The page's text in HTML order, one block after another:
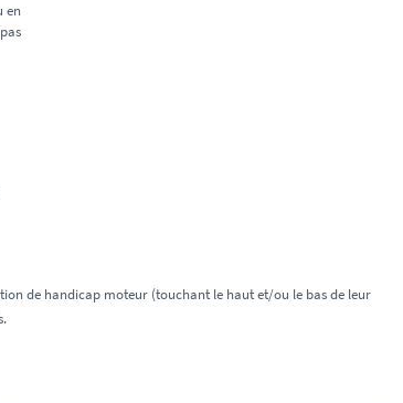
en
de handicap moteur (touchant le haut et/ou le bas de leur